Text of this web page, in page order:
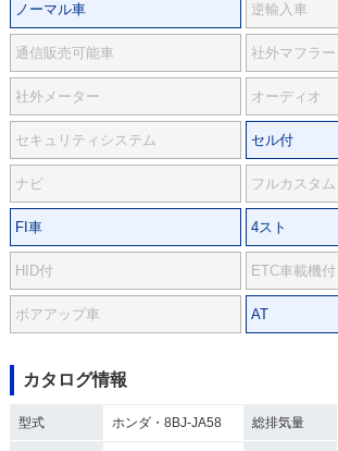
ノーマル車 逆輸入車
通信販売可能車 社外マフラー
社外メーター オーディオ
セキュリティシステム セル付
ナビ フルカスタム
FI車 4スト
HID付 ETC車載機付
ボアアップ車 AT
カタログ情報
型式 ホンダ・8BJ-JA58 総排気量